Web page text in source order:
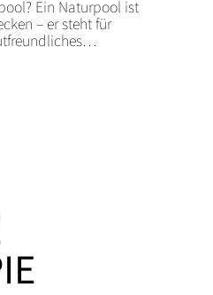
Ein Naturpool ist
– er steht für